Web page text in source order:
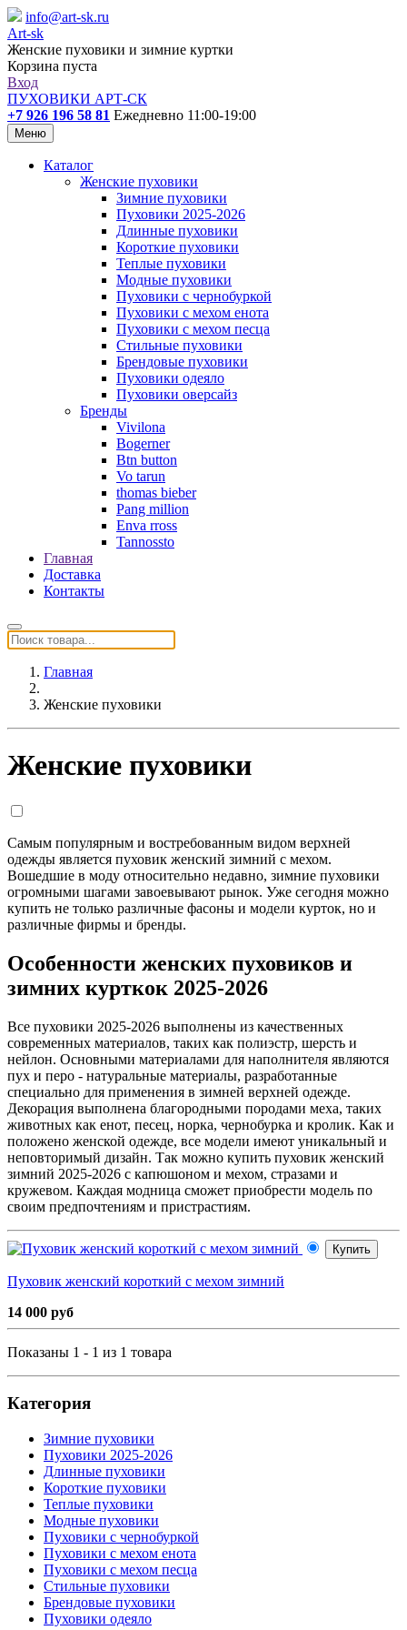
info@art-sk.ru
Art-sk
Женские пуховики и зимние куртки
Корзина пуста
Вход
ПУХОВИКИ АРТ-СК
+7 926 196 58 81 Ежедневно 11:00-19:00
Меню
Каталог
Женские пуховики
Зимние пуховики
Пуховики 2025-2026
Длинные пуховики
Короткие пуховики
Теплые пуховики
Модные пуховики
Пуховики с чернобуркой
Пуховики с мехом енота
Пуховики с мехом песца
Стильные пуховики
Брендовые пуховики
Пуховики одеяло
Пуховики оверсайз
Бренды
Vivilona
Bogerner
Btn button
Vo tarun
thomas bieber
Pang million
Enva rross
Tannossto
Главная
Доставка
Контакты
Главная
Женские пуховики
Женские пуховики
Самым популярным и востребованным видом верхней
одежды является пуховик женский зимний с мехом.
Вошедшие в моду относительно недавно, зимние пуховики
огромными шагами завоевывают рынок. Уже сегодня можно
купить не только различные фасоны и модели курток, но и
различные фирмы и бренды.
Особенности женских пуховиков и
зимних курткок 2025-2026
Все пуховики 2025-2026 выполнены из качественных
современных материалов, таких как полиэстр, шерсть и
нейлон. Основными материалами для наполнителя являются
пух и перо - натуральные материалы, разработанные
специально для применения в зимней верхней одежде.
Декорация выполнена благородными породами меха, таких
животных как енот, песец, норка, чернобурка и кролик. Как и
положено женской одежде, все модели имеют уникальный и
неповторимый дизайн. Так можно купить пуховик женский
зимний 2025-2026 с капюшоном и мехом, стразами и
кружевом. Каждая модница сможет приобрести модель по
своим предпочтениям и пристрастиям.
Купить
Пуховик женский короткий с мехом зимний
14 000 руб
Показаны 1 - 1 из 1 товара
Категория
Зимние пуховики
Пуховики 2025-2026
Длинные пуховики
Короткие пуховики
Теплые пуховики
Модные пуховики
Пуховики с чернобуркой
Пуховики с мехом енота
Пуховики с мехом песца
Стильные пуховики
Брендовые пуховики
Пуховики одеяло